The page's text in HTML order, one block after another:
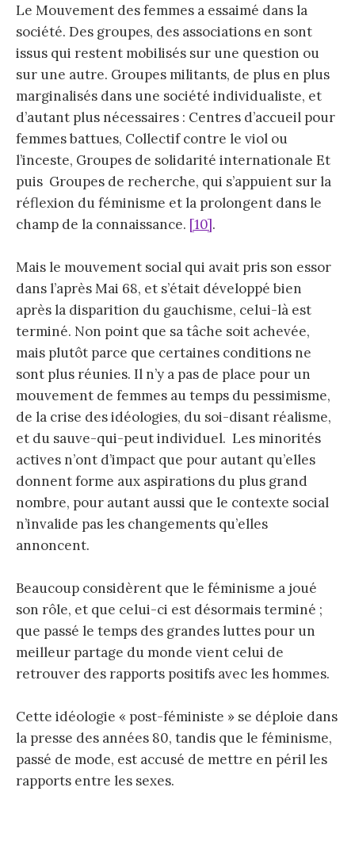
Le Mouvement des femmes a essaimé dans la
société. Des groupes, des associations en sont
issus qui restent mobilisés sur une question ou
sur une autre. Groupes militants, de plus en plus
marginalisés dans une société individualiste, et
d’autant plus nécessaires : Centres d’accueil pour
femmes battues, Collectif contre le viol ou
l’inceste, Groupes de solidarité internationale Et
puis Groupes de recherche, qui s’appuient sur la
réflexion du féminisme et la prolongent dans le
champ de la connaissance. [10].
Mais le mouvement social qui avait pris son essor
dans l’après Mai 68, et s’était développé bien
après la disparition du gauchisme, celui-là est
terminé. Non point que sa tâche soit achevée,
mais plutôt parce que certaines conditions ne
sont plus réunies. Il n’y a pas de place pour un
mouvement de femmes au temps du pessimisme,
de la crise des idéologies, du soi-disant réalisme,
et du sauve-qui-peut individuel. Les minorités
actives n’ont d’impact que pour autant qu’elles
donnent forme aux aspirations du plus grand
nombre, pour autant aussi que le contexte social
n’invalide pas les changements qu’elles
annoncent.
Beaucoup considèrent que le féminisme a joué
son rôle, et que celui-ci est désormais terminé ;
que passé le temps des grandes luttes pour un
meilleur partage du monde vient celui de
retrouver des rapports positifs avec les hommes.
Cette idéologie « post-féministe » se déploie dans
la presse des années 80, tandis que le féminisme,
passé de mode, est accusé de mettre en péril les
rapports entre les sexes.